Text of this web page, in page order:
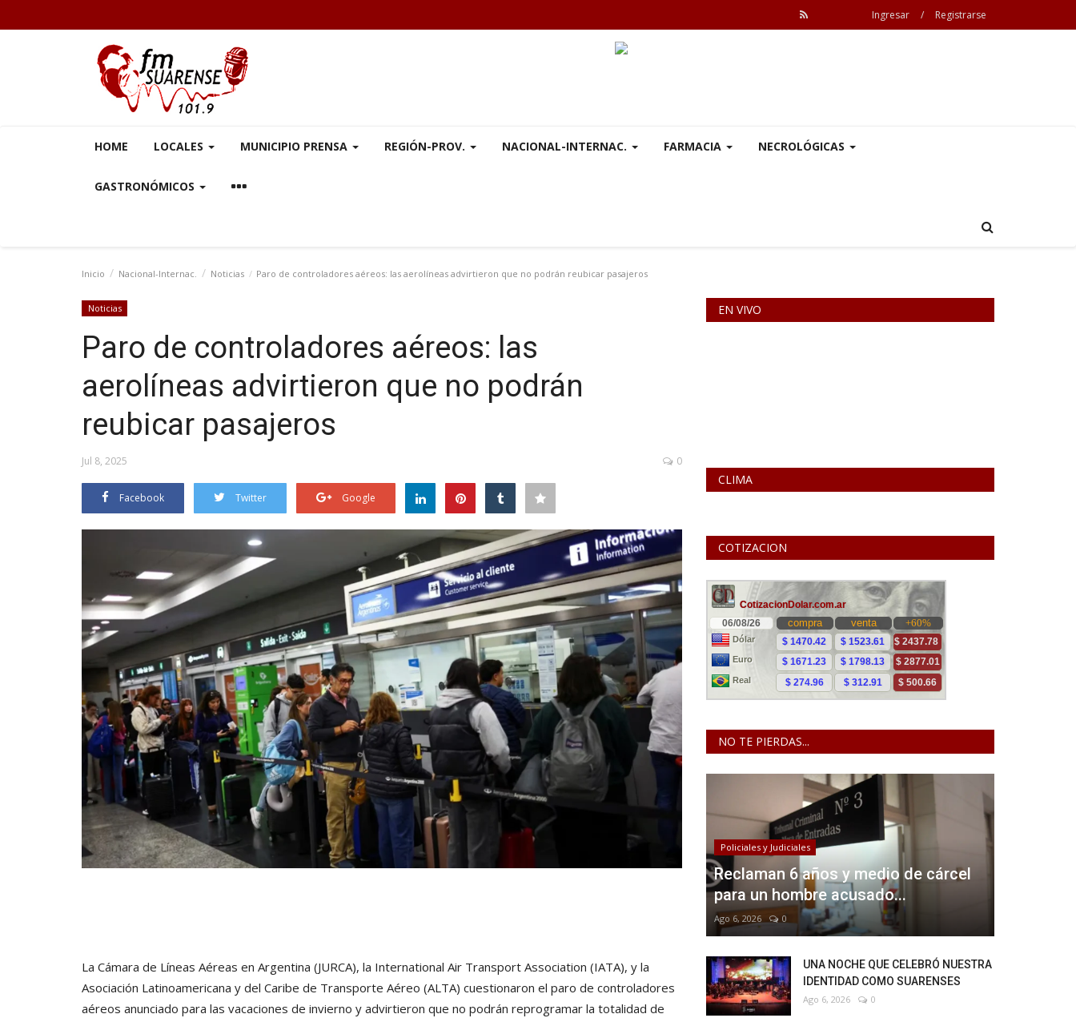
Ingresar / Registrarse
HOME LOCALES MUNICIPIO PRENSA REGIÓN-PROV. NACIONAL-INTERNAC. FARMACIA NECROLÓGICAS
GASTRONÓMICOS
Inicio Nacional-Internac. Noticias Paro de controladores aéreos: las aerolíneas advirtieron que no podrán reubicar pasajeros
Noticias
Paro de controladores aéreos: las
aerolíneas advirtieron que no podrán
reubicar pasajeros
Jul 8, 2025 0
Facebook Twitter Google
La Cámara de Líneas Aéreas en Argentina (JURCA), la International Air Transport Association (IATA), y la
Asociación Latinoamericana y del Caribe de Transporte Aéreo (ALTA) cuestionaron el paro de controladores
aéreos anunciado para las vacaciones de invierno y advirtieron que no podrán reprogramar la totalidad de
EN VIVO
CLIMA
COTIZACION
NO TE PIERDAS...
Policiales y Judiciales
Reclaman 6 años y medio de cárcel
para un hombre acusado...
Ago 6, 2026 0
UNA NOCHE QUE CELEBRÓ NUESTRA
IDENTIDAD COMO SUARENSES
Ago 6, 2026 0